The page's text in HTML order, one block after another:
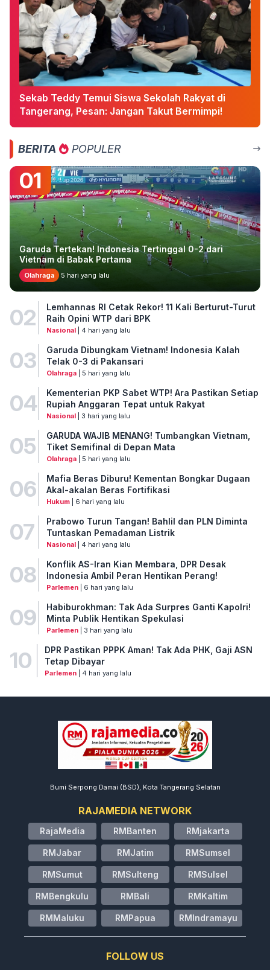
Sekab Teddy Temui Siswa Sekolah Rakyat di
Tangerang, Pesan: Jangan Takut Bermimpi!
BERITA POPULER
01
Garuda Tertekan! Indonesia Tertinggal 0-2 dari
Vietnam di Babak Pertama
Olahraga 5 hari yang lalu
02
Lemhannas RI Cetak Rekor! 11 Kali Berturut-Turut
Raih Opini WTP dari BPK
Nasional| 4 hari yang lalu
03
Garuda Dibungkam Vietnam! Indonesia Kalah
Telak 0-3 di Pakansari
Olahraga| 5 hari yang lalu
04
Kementerian PKP Sabet WTP! Ara Pastikan Setiap
Rupiah Anggaran Tepat untuk Rakyat
Nasional| 3 hari yang lalu
05
GARUDA WAJIB MENANG! Tumbangkan Vietnam,
Tiket Semifinal di Depan Mata
Olahraga| 5 hari yang lalu
06
Mafia Beras Diburu! Kementan Bongkar Dugaan
Akal-akalan Beras Fortifikasi
Hukum| 6 hari yang lalu
07
Prabowo Turun Tangan! Bahlil dan PLN Diminta
Tuntaskan Pemadaman Listrik
Nasional| 4 hari yang lalu
08
Konflik AS-Iran Kian Membara, DPR Desak
Indonesia Ambil Peran Hentikan Perang!
Parlemen| 6 hari yang lalu
09
Habiburokhman: Tak Ada Surpres Ganti Kapolri!
Minta Publik Hentikan Spekulasi
Parlemen| 3 hari yang lalu
10
DPR Pastikan PPPK Aman! Tak Ada PHK, Gaji ASN
Tetap Dibayar
Parlemen| 4 hari yang lalu
Bumi Serpong Damai (BSD), Kota Tangerang Selatan
RAJAMEDIA NETWORK
RajaMedia RMBanten RMjakarta
RMJabar RMJatim RMSumsel
RMSumut RMSulteng RMSulsel
RMBengkulu RMBali RMKaltim
RMMaluku RMPapua RMIndramayu
FOLLOW US